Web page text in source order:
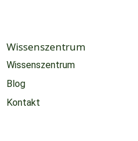
Wissenszentrum
Wissenszentrum
Blog
Kontakt